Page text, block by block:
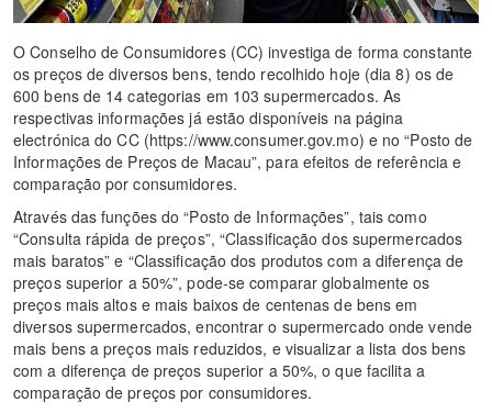
O Conselho de Consumidores (CC) investiga de forma constante
os preços de diversos bens, tendo recolhido hoje (dia 8) os de
600 bens de 14 categorias em 103 supermercados. As
respectivas informações já estão disponíveis na página
electrónica do CC (https://www.consumer.gov.mo) e no “Posto de
Informações de Preços de Macau”, para efeitos de referência e
comparação por consumidores.
Através das funções do “Posto de Informações”, tais como
“Consulta rápida de preços”, “Classificação dos supermercados
mais baratos” e “Classificação dos produtos com a diferença de
preços superior a 50%”, pode-se comparar globalmente os
preços mais altos e mais baixos de centenas de bens em
diversos supermercados, encontrar o supermercado onde vende
mais bens a preços mais reduzidos, e visualizar a lista dos bens
com a diferença de preços superior a 50%, o que facilita a
comparação de preços por consumidores.